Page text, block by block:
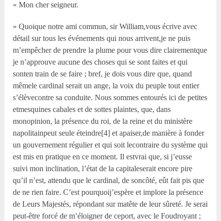
« Mon cher seigneur.
» Quoique notre ami commun, sir William,vous écrive avec
détail sur tous les événements qui nous arrivent,je ne puis
m’empêcher de prendre la plume pour vous dire clairementque
je n’approuve aucune des choses qui se sont faites et qui
sonten train de se faire ; bref, je dois vous dire que, quand
mêmele cardinal serait un ange, la voix du peuple tout entier
s’élèvecontre sa conduite. Nous sommes entourés ici de petites
etmesquines cabales et de sottes plaintes, que, dans
monopinion, la présence du roi, de la reine et du ministère
napolitainpeut seule éteindre[4] et apaiser,de manière à fonder
un gouvernement régulier et qui soit lecontraire du système qui
est mis en pratique en ce moment. Il estvrai que, si j’eusse
suivi mon inclination, l’état de la capitaleserait encore pire
qu’il n’est, attendu que le cardinal, de soncôté, eût fait pis que
de ne rien faire. C’est pourquoij’espère et implore la présence
de Leurs Majestés, répondant sur matête de leur sûreté. Je serai
peut-être forcé de m’éloigner de ceport, avec le Foudroyant ;